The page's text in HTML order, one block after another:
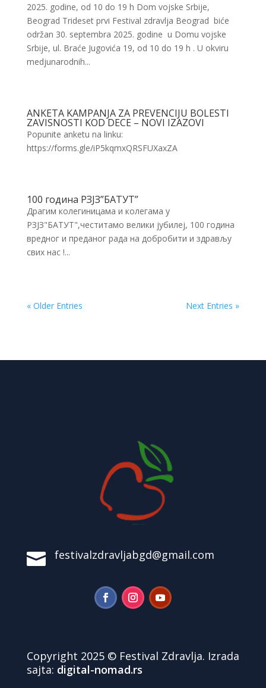
2025. godine, od 10 do 19 h Dom vojske Srbije,
Beograd Trideset prvi Festival zdravlja Beograd biće
održan 30. septembra 2025. godine u Domu vojske
Srbije, ul. Braće Jugovića 19, od 10 do 19 h . U okviru
medjunarodnih...
ANKETA KAMPANJA ZA PREVENCIJU BOLESTI
ZAVISNOSTI KOD DECE – NOVI IZAZOVI
Popunite anketu na linku:
https://forms.gle/iP5kqmxQRSFUXaxZA
100 година РЗЈЗ”БАТУТ”
Драгим колегиницама и колегама у
РЗЈЗ"БАТУТ",честитамо велики јубилеј, 100 година
вредног и преданог рада на добробити и здрављу
свих нас !...
« Older Entries Next Entries »
 festivalzdravljabgd@gmail.com
Copyright 2025 © Festival Zdravlja. Izrada
sajta: digital-nomad.rs